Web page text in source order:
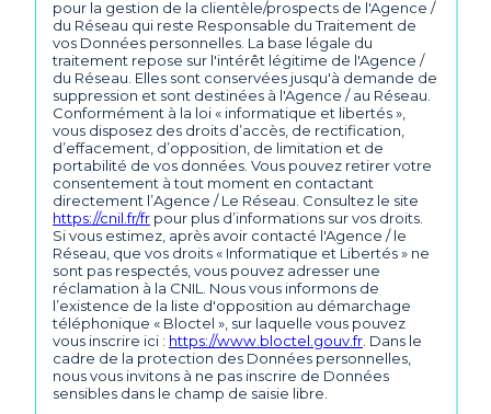
pour la gestion de la clientèle/prospects de l'Agence /
du Réseau qui reste Responsable du Traitement de
vos Données personnelles. La base légale du
traitement repose sur l'intérêt légitime de l'Agence /
du Réseau. Elles sont conservées jusqu'à demande de
suppression et sont destinées à l'Agence / au Réseau.
Conformément à la loi « informatique et libertés »,
vous disposez des droits d’accès, de rectification,
d’effacement, d’opposition, de limitation et de
portabilité de vos données. Vous pouvez retirer votre
consentement à tout moment en contactant
directement l’Agence / Le Réseau. Consultez le site
https://cnil.fr/fr pour plus d’informations sur vos droits.
Si vous estimez, après avoir contacté l'Agence / le
Réseau, que vos droits « Informatique et Libertés » ne
sont pas respectés, vous pouvez adresser une
réclamation à la CNIL. Nous vous informons de
l’existence de la liste d'opposition au démarchage
téléphonique « Bloctel », sur laquelle vous pouvez
vous inscrire ici : https://www.bloctel.gouv.fr. Dans le
cadre de la protection des Données personnelles,
nous vous invitons à ne pas inscrire de Données
sensibles dans le champ de saisie libre.